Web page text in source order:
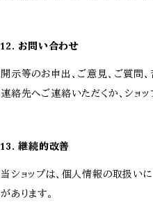
12. お問い合わせ
開示等のお申出、ご意見、ご質問
連絡先へご連絡いただくか、ショ
13. 継続的改善
当ショップは、個人情報の取扱い
があります。